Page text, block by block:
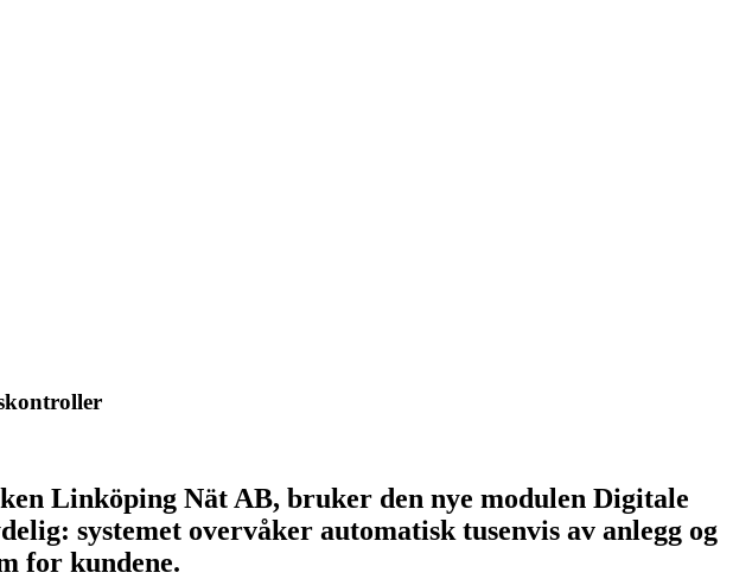
Linköping Nät AB, bruker den nye modulen Digitale
systemet overvåker automatisk tusenvis av anlegg og
for kundene.